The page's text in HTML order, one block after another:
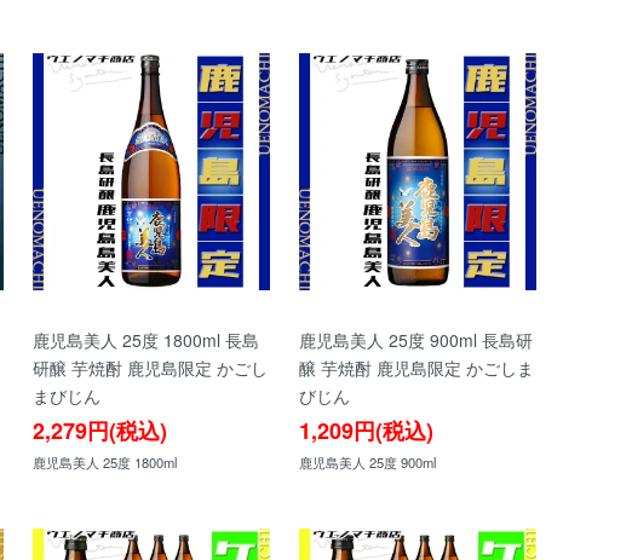
鹿児島美人 25度 1800ml 長島
研醸 芋焼酎 鹿児島限定 かごし
まびじん
2,279円(税込)
鹿児島美人 25度 1800ml
鹿児島美人 25度 900ml 長島研
醸 芋焼酎 鹿児島限定 かごしま
びじん
1,209円(税込)
鹿児島美人 25度 900ml